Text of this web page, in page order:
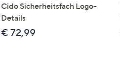
Cido Sicherheitsfach Logo-
Details
€ 72,99